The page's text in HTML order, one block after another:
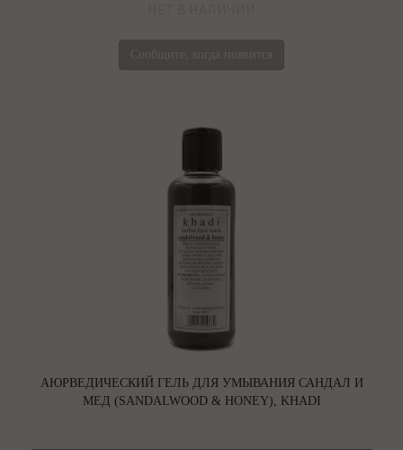
АЮРВЕДИЧЕСКИЙ ГЕЛЬ ДЛЯ УМЫВАНИЯ САНДАЛ И
МЕД (SANDALWOOD & HONEY), KHADI